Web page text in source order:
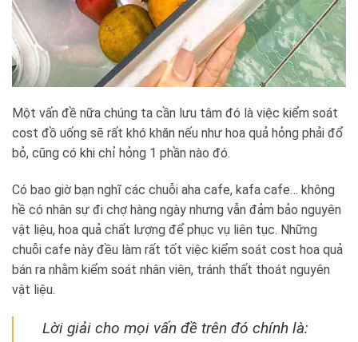
Một vấn đề nữa chúng ta cần lưu tâm đó là việc kiểm soát
cost đồ uống sẽ rất khó khăn nếu như hoa quả hỏng phải đổ
bỏ, cũng có khi chỉ hỏng 1 phần nào đó.
Có bao giờ bạn nghĩ các chuỗi aha cafe, kafa cafe… không
hề có nhân sự đi chợ hàng ngày nhưng vẫn đảm bảo nguyên
vật liệu, hoa quả chất lượng để phục vụ liên tục. Những
chuỗi cafe này đều làm rất tốt việc kiểm soát cost hoa quả
bán ra nhằm kiểm soát nhân viên, tránh thất thoát nguyên
vật liệu.
Lời giải cho mọi vấn đề trên đó chính là: